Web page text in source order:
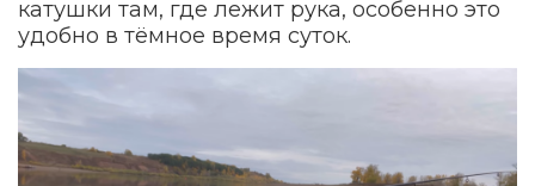
катушки там, где лежит рука, особенно это
удобно в тёмное время суток.